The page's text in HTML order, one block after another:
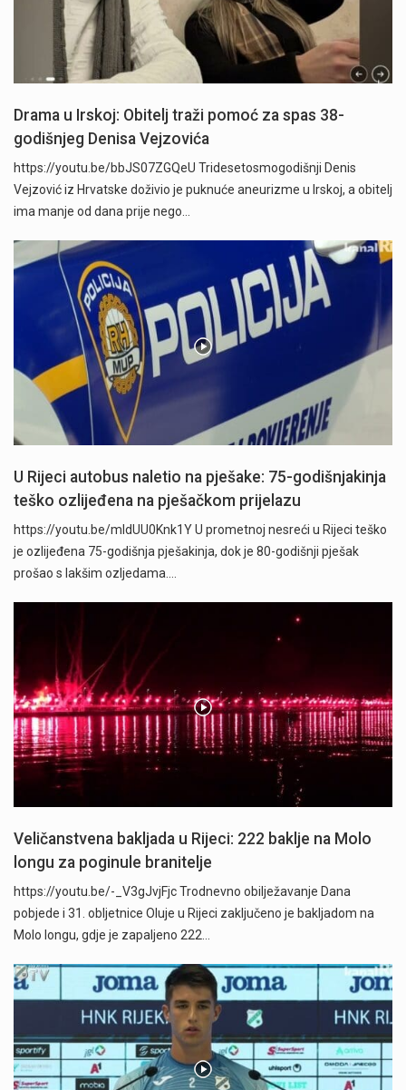
Drama u Irskoj: Obitelj traži pomoć za spas 38-
godišnjeg Denisa Vejzovića
https://youtu.be/bbJS07ZGQeU Tridesetosmogodišnji Denis
Vejzović iz Hrvatske doživio je puknuće aneurizme u Irskoj, a obitelj
ima manje od dana prije nego…
U Rijeci autobus naletio na pješake: 75-godišnjakinja
teško ozlijeđena na pješačkom prijelazu
https://youtu.be/mldUU0Knk1Y U prometnoj nesreći u Rijeci teško
je ozlijeđena 75-godišnja pješakinja, dok je 80-godišnji pješak
prošao s lakšim ozljedama.…
Veličanstvena bakljada u Rijeci: 222 baklje na Molo
longu za poginule branitelje
https://youtu.be/-_V3gJvjFjc Trodnevno obilježavanje Dana
pobjede i 31. obljetnice Oluje u Rijeci zaključeno je bakljadom na
Molo longu, gdje je zapaljeno 222…